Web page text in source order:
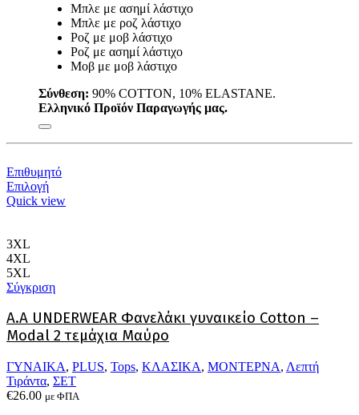
Μπλε με ασημί λάστιχο
Μπλε με ροζ λάστιχο
Ροζ με μοβ λάστιχο
Ροζ με ασημί λάστιχο
Μοβ με μοβ λάστιχο
Σύνθεση: 90% COTTON, 10% ELASTANE.
Ελληνικό Προϊόν Παραγωγής μας.
Επιθυμητό
ΕπιλογήΑυτό
το
επιλογές
να
επιλεγούν
στη
του
προϊόντος
Quick view
3XL
4XL
5XL
Σύγκριση
Α.A UNDERWEAR Φανελάκι γυναικείο Cotton –
Modal 2 τεμάχια Μαύρο
ΓΥΝΑΙΚΑ, PLUS, Tops, ΚΛΑΣΙΚΑ, ΜΟΝΤΕΡΝΑ, Λεπτή
Τιράντα, ΣΕΤ
€26.00 με ΦΠΑ